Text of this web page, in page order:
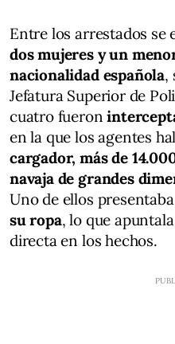
Entre los arrestados
dos mujeres y un
nacionalidad española,
Jefatura Superior de
cuatro fueron
en la que los agentes
cargador, más de
navaja de grandes
Uno de ellos
su ropa, lo que
directa en los hechos.